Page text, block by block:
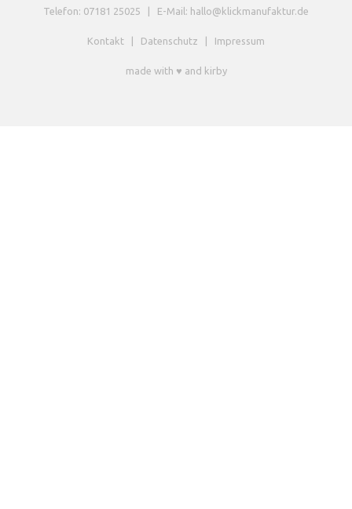
Telefon: 07181 25025 | E-Mail: hallo@klickmanufaktur.de
Kontakt | Datenschutz | Impressum
made with ♥ and kirby